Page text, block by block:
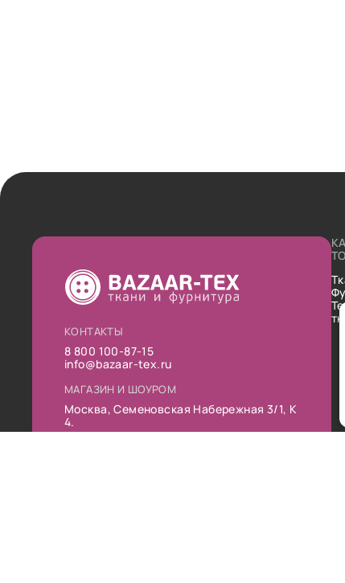
КОНТАКТЫ
8 800 100-87-15
info@bazaar-tex.ru
МАГАЗИН И ШОУРОМ
Москва, Семеновская Набережная 3/1, К
4.